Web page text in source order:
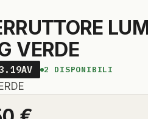
VERDE
2 DISPONIBILI